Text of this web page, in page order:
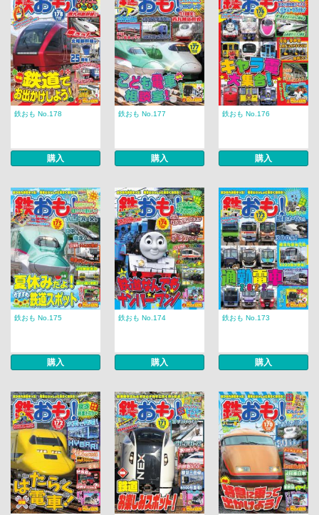
鉄おも No.178
購入
鉄おも No.177
購入
鉄おも No.176
購入
鉄おも No.175
購入
鉄おも No.174
購入
鉄おも No.173
購入